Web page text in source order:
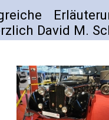
David M.